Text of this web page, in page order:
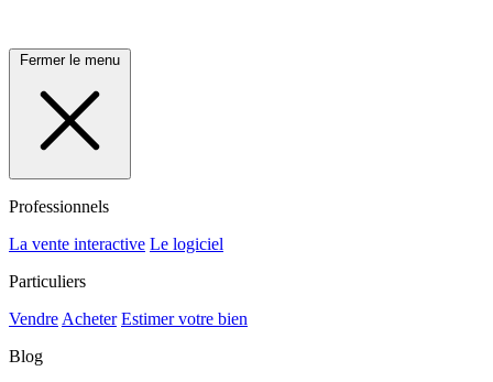
Fermer le menu
Professionnels
La vente interactive Le logiciel
Particuliers
Vendre Acheter Estimer votre bien
Blog